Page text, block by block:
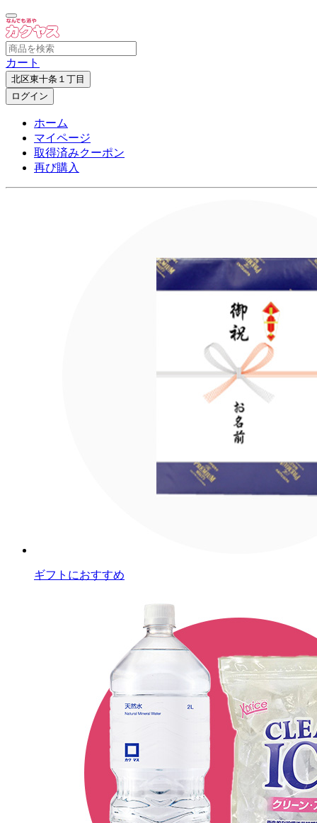
カート
北区東十条１丁目
ログイン
ホーム
マイページ
取得済みクーポン
再び購入
ギフトにおすすめ